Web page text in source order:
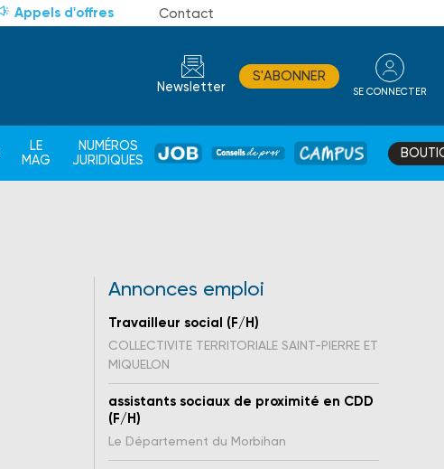
Appels d'offres Contact
Newsletter
S'ABONNER
SE CONNECTER
LE
MAG
NUMÉROS
JURIDIQUES
JOB
DE
CAMPUS
Annonces emploi
Travailleur social (F/H)
COLLECTIVITE TERRITORIALE SAINT-PIERRE ET
MIQUELON
assistants sociaux de proximité en CDD
(F/H)
Le Département du Morbihan